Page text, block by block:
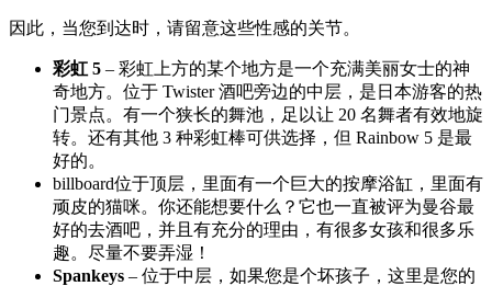
因此，当您到达时，请留意这些性感的关节。
彩虹 5 – 彩虹上方的某个地方是一个充满美丽女士的神
奇地方。位于 Twister 酒吧旁边的中层，是日本游客的热
门景点。有一个狭长的舞池，足以让 20 名舞者有效地旋
转。还有其他 3 种彩虹棒可供选择，但 Rainbow 5 是最
好的。
billboard位于顶层，里面有一个巨大的按摩浴缸，里面有
顽皮的猫咪。你还能想要什么？它也一直被评为曼谷最
好的去酒吧，并且有充分的理由，有很多女孩和很多乐
趣。尽量不要弄湿！
Spankeys – 位于中层，如果您是个坏孩子，这里是您的